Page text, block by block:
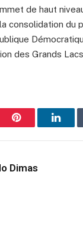
de haut
consolidation du
des Grands
Pinterest
Dimas